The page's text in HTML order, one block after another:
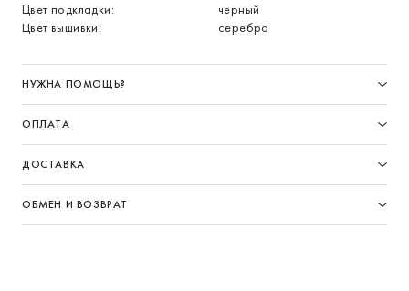
Цвет подкладки:
черный
Цвет вышивки:
серебро
НУЖНА ПОМОЩЬ?
ОПЛАТА
ДОСТАВКА
ОБМЕН И ВОЗВРАТ